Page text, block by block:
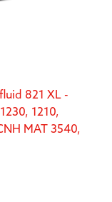
821 XL -
1210,
MAT 3540,
- Ford M2C